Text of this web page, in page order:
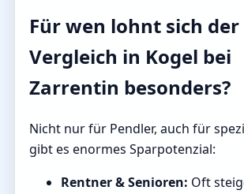
Für wen lohnt sich der
Vergleich in Kogel bei
Zarrentin besonders?
Nicht nur für Pendler, auch für
gibt es enormes Sparpotenzial:
Rentner & Senioren: Oft